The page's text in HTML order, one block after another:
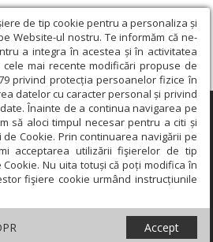
de tip cookie pentru a personaliza și
Website-ul nostru. Te informăm că ne-
a integra în acestea și în activitatea
mai recente modificări propuse de
privind protecția persoanelor fizice în
datelor cu caracter personal și privind
Înainte de a continua navigarea pe
să aloci timpul necesar pentru a citi și
Cookie. Prin continuarea navigării pe
acceptarea utilizării fişierelor de tip
Nu uita totuși că poți modifica în
fişiere cookie urmând instrucțiunile
Accept
×